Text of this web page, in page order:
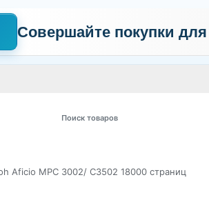
Совершайте покупки
Aficio MPС 3002/ C3502 18000 страниц